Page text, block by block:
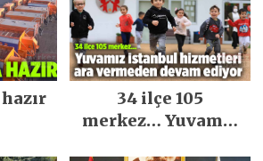
34 ilçe 105
merkez… Yuvamız